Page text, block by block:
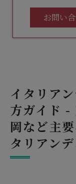
お問い
イタリア
方ガイド -
岡など主
タリアン